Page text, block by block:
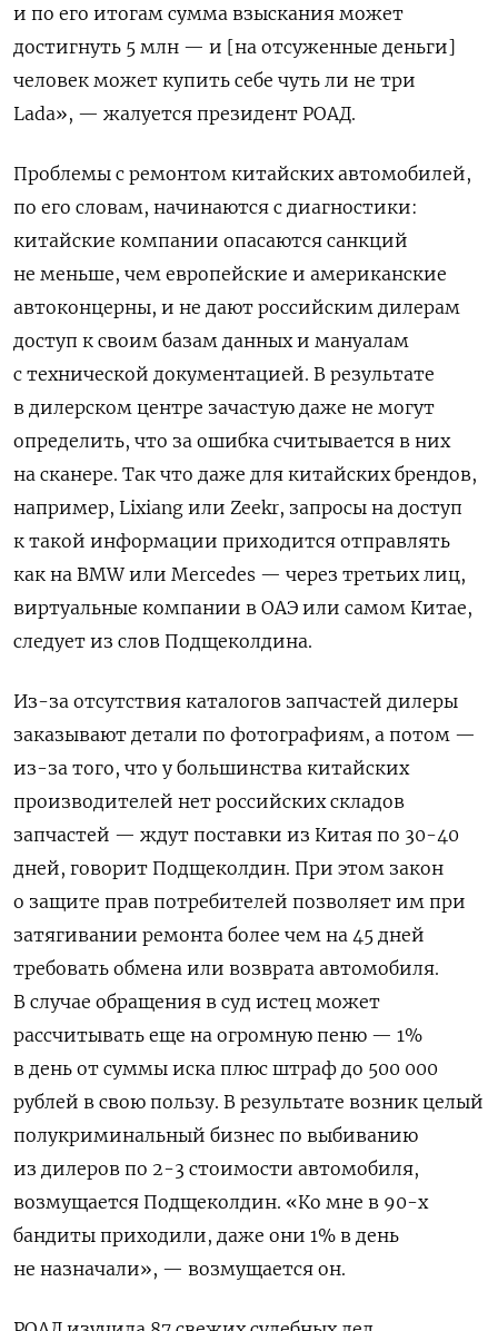
и по его итогам сумма взыскания может
достигнуть 5 млн — и [на отсуженные деньги]
человек может купить себе чуть ли не три
Lada», — жалуется президент РОАД.
Проблемы с ремонтом китайских автомобилей,
по его словам, начинаются с диагностики:
китайские компании опасаются санкций
не меньше, чем европейские и американские
автоконцерны, и не дают российским дилерам
доступ к своим базам данных и мануалам
с технической документацией. В результате
в дилерском центре зачастую даже не могут
определить, что за ошибка считывается в них
на сканере. Так что даже для китайских брендов,
например, Lixiang или Zeekr, запросы на доступ
к такой информации приходится отправлять
как на BMW или Mercedes — через третьих лиц,
виртуальные компании в ОАЭ или самом Китае,
следует из слов Подщеколдина.
Из-за отсутствия каталогов запчастей дилеры
заказывают детали по фотографиям, а потом —
из-за того, что у большинства китайских
производителей нет российских складов
запчастей — ждут поставки из Китая по 30-40
дней, говорит Подщеколдин. При этом закон
о защите прав потребителей позволяет им при
затягивании ремонта более чем на 45 дней
требовать обмена или возврата автомобиля.
В случае обращения в суд истец может
рассчитывать еще на огромную пеню — 1%
в день от суммы иска плюс штраф до 500 000
рублей в свою пользу. В результате возник целый
полукриминальный бизнес по выбиванию
из дилеров по 2-3 стоимости автомобиля,
возмущается Подщеколдин. «Ко мне в 90-х
бандиты приходили, даже они 1% в день
не назначали», — возмущается он.